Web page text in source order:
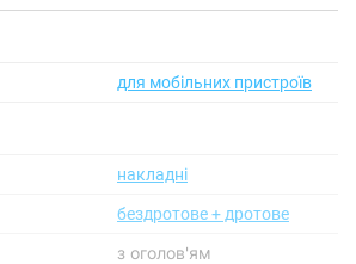
для мобільних пристроїв
накладні
бездротове + дротове
з оголов'ям